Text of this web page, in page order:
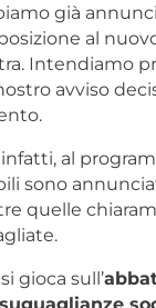
già
al
Intendiamo
avviso
al
sono
quelle
gioca sull’